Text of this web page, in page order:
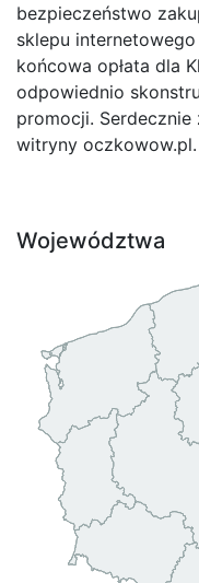
bezpieczeństwo
sklepu
końcowa opłata dla
odpowiednio
promocji.
witryny oczkowow.pl.
Województwa